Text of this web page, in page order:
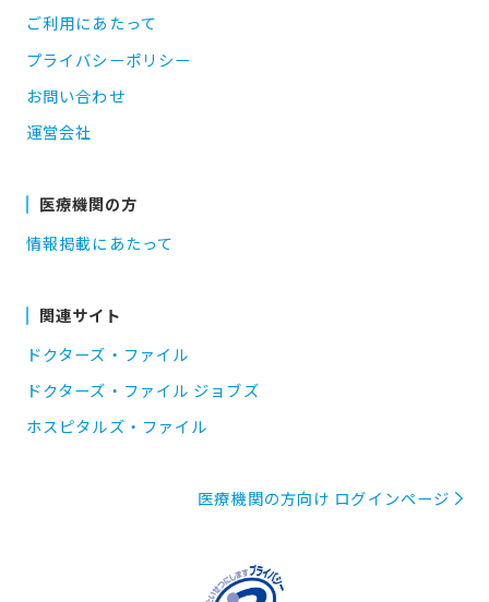
ご利用にあたって
プライバシーポリシー
お問い合わせ
運営会社
医療機関の方
情報掲載にあたって
関連サイト
ドクターズ・ファイル
ドクターズ・ファイル ジョブズ
ホスピタルズ・ファイル
医療機関の方向け ログインページ